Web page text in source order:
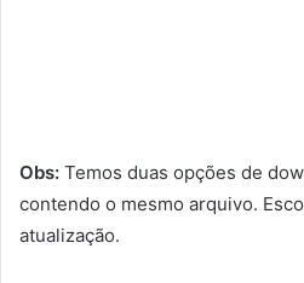
Obs: Temos duas opções de
contendo o mesmo arquivo.
atualização.